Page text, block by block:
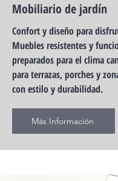
Mobiliario de jardín
Confort y diseño para
Muebles resistentes y
preparados para el clima
para terrazas, porches y
con estilo y durabilidad.
Más Información